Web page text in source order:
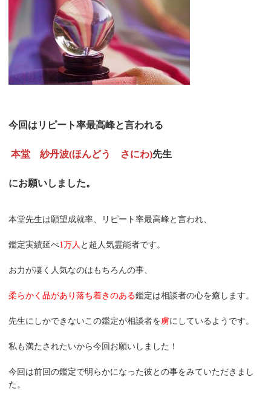
今回はリピート率最高峰と言われる
本堂　紗丹波(ほんどう　さにわ)先生
にお願いしました。
本堂先生は願望成就率、リピート率最高峰と言われ、
鑑定実績延べ1万人 と超人気霊能者です。
お力が凄く人気なのはもちろんの事、
柔らかく品があり落ち着きのある鑑定は相談者の心を癒します。
先生にしかできないこの鑑定が相談者を虜にしているようです。
私も満たされたいから今回お願いしました！
今回は前回の鑑定で明らかになった彼との事をみていただきまし
た。